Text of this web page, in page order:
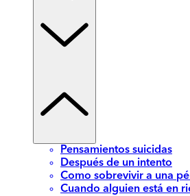
Pensamientos suicidas
Después de un intento
Como sobrevivir a una
Cuando alguien está en